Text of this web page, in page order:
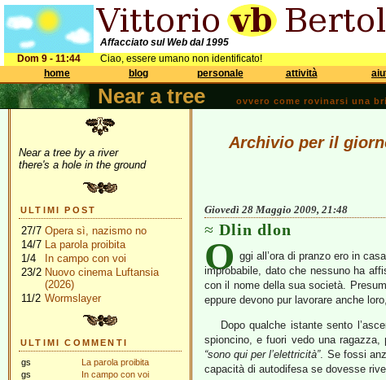
Affacciato sul Web dal 1995
Dom 9 - 11:44
Ciao, essere umano non identificato!
home
blog personale attività
Near a tree ovvero come rovinarsi una
Near a tree by a river
there's a hole in the ground
ULTIMI POST
27/7 Opera sì, nazismo no
14/7 La parola proibita
1/4
In campo con voi
23/2 Nuovo cinema Luftansia
(2026)
11/2 Wormslayer
ULTIMI COMMENTI
gs
La parola proibita
gs
In campo con voi
Archivio per il
Giovedì 28 Maggio 2009, 21:48
Dlin dlon
O ggi all’ora di pranzo ero in
improbabile, dato che nessuno ha
con il nome della sua società.
eppure devono pur lavorare anche
Dopo qualche istante sento
spioncino, e fuori vedo una ragazza,
“sono qui per l’elettricità”. Se fossi
capacità di autodifesa se dovesse